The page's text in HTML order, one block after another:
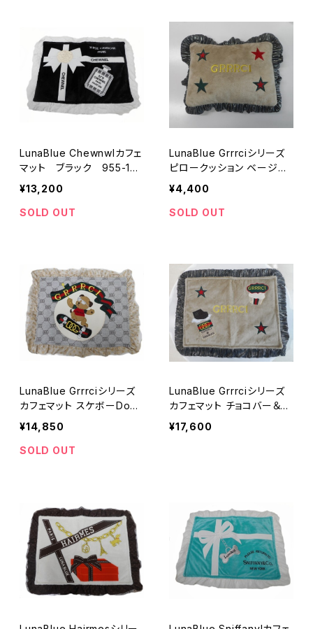
LunaBlue Chewnwlカフェ
マット ブラック 955-101
-1099
¥13,200
SOLD OUT
LunaBlue Grrrciシリーズ
ピロークッション ベージ
ュ 255-212-1109
¥4,400
SOLD OUT
LunaBlue Grrrciシリーズ
カフェマット スケボーDog
155-212-1909
¥14,850
SOLD OUT
LunaBlue Grrrciシリーズ
カフェマット チョコバー＆カ
ップケーキ 255-204-199
¥17,600